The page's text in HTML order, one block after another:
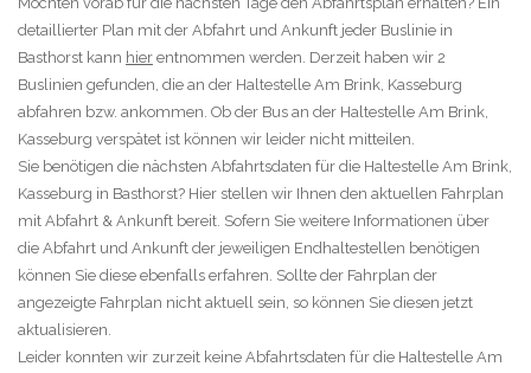
detaillierter Plan mit der Abfahrt und Ankunft jeder Buslinie in
Basthorst kann hier entnommen werden. Derzeit haben wir 2
Buslinien gefunden, die an der Haltestelle Am Brink, Kasseburg
abfahren bzw. ankommen. Ob der Bus an der Haltestelle Am Brink,
Kasseburg verspätet ist können wir leider nicht mitteilen.
Sie benötigen die nächsten Abfahrtsdaten für die Haltestelle Am Brink,
Kasseburg in Basthorst? Hier stellen wir Ihnen den aktuellen Fahrplan
mit Abfahrt & Ankunft bereit. Sofern Sie weitere Informationen über
die Abfahrt und Ankunft der jeweiligen Endhaltestellen benötigen
können Sie diese ebenfalls erfahren. Sollte der Fahrplan der
angezeigte Fahrplan nicht aktuell sein, so können Sie diesen jetzt
aktualisieren.
Leider konnten wir zurzeit keine Abfahrtsdaten für die Haltestelle Am